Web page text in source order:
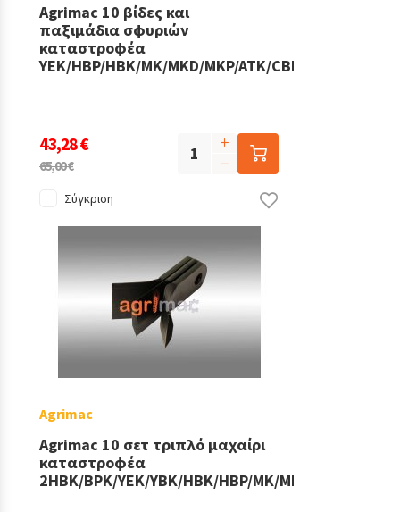
Agrimac 10 βίδες και
παξιμάδια σφυριών
καταστροφέα
YEK/HBP/HBK/MK/MKD/MKP/ATK/CBK
43,28 €
65,00 €
Σύγκριση
Agrimac
Agrimac 10 σετ τριπλό μαχαίρι
καταστροφέα
2HBK/BPK/YEK/YBK/HBK/HBP/MK/MKD/MKP/ATK